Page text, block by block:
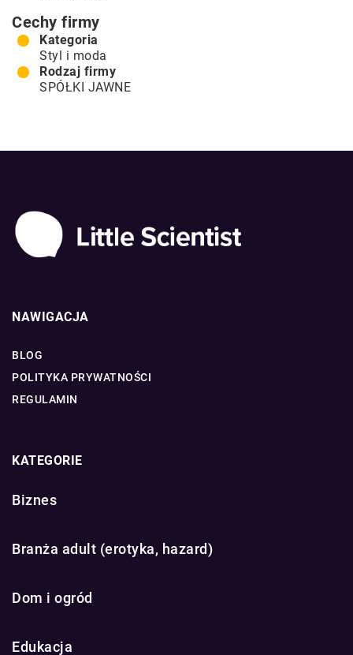
Cechy firmy
Kategoria
Styl i moda
Rodzaj firmy
SPÓŁKI JAWNE
NAWIGACJA
BLOG
POLITYKA PRYWATNOŚCI
REGULAMIN
KATEGORIE
Biznes
Branża adult (erotyka, hazard)
Dom i ogród
Edukacja